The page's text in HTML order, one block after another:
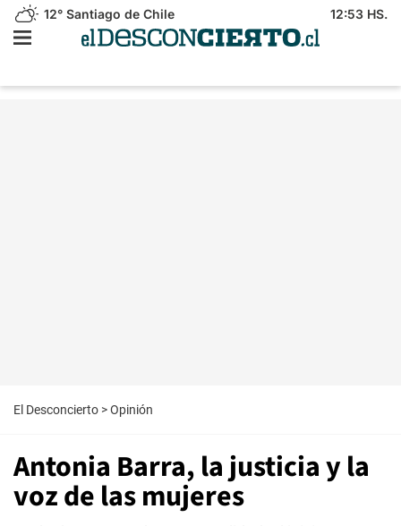
12° Santiago de Chile 12:53 HS.
El Desconcierto >Opinión
Antonia Barra, la justicia y la
voz de las mujeres